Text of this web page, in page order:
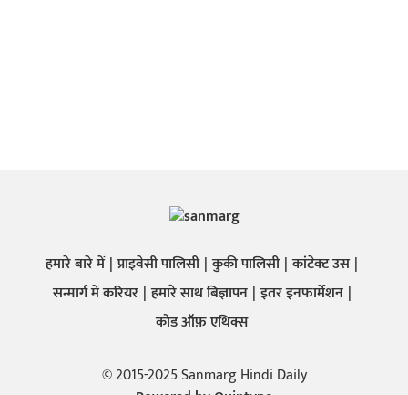
हमारे बारे में प्राइवेसी पालिसी कुकी पालिसी कांटेक्ट उस
सन्मार्ग में करियर हमारे साथ बिज्ञापन इतर इनफार्मेशन
कोड ऑफ़ एथिक्स
© 2015-2025 Sanmarg Hindi Daily